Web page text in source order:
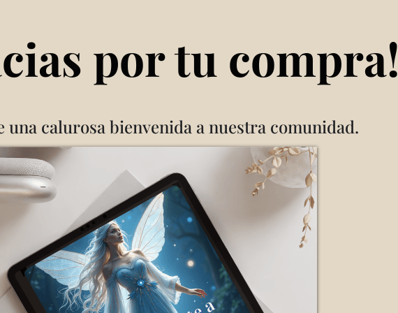
por tu compra!
una calurosa bienvenida a nuestra comunidad.